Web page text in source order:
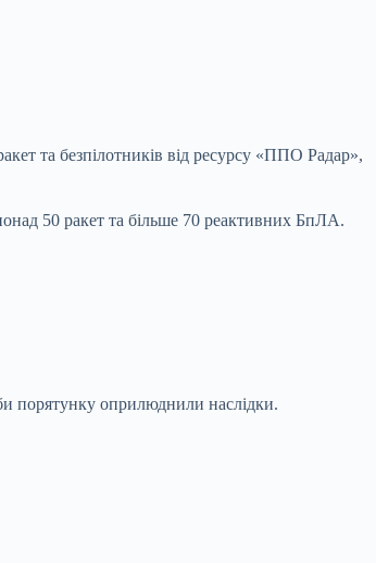
та безпілотників від ресурсу «ППО Радар»,
50 ракет та більше 70 реактивних БпЛА.
порятунку оприлюднили наслідки.